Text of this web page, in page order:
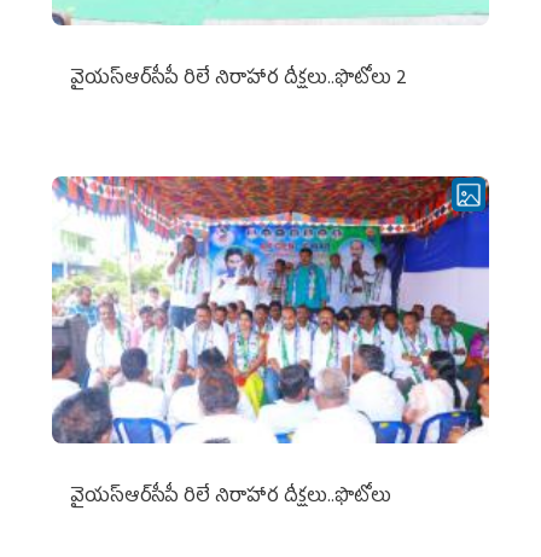
వైయ‌స్ఆర్‌సీపీ రిలే నిరాహార దీక్షలు..ఫొటోలు 2
వైయ‌స్ఆర్‌సీపీ రిలే నిరాహార దీక్షలు..ఫొటోలు